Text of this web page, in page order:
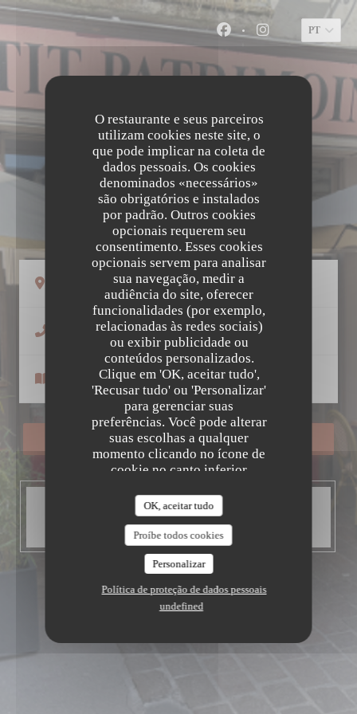
Painel de Gerenciamento de Cookies
O restaurante e seus parceiros
utilizam cookies neste site, o
que pode implicar na coleta de
dados pessoais. Os cookies
denominados «necessários»
são obrigatórios e instalados
por padrão. Outros cookies
opcionais requerem seu
consentimento. Esses cookies
opcionais servem para analisar
sua navegação, medir a
audiência do site, oferecer
funcionalidades (por exemplo,
relacionadas às redes sociais)
ou exibir publicidade ou
conteúdos personalizados.
Clique em 'OK, aceitar tudo',
'Recusar tudo' ou 'Personalizar'
para gerenciar suas
preferências. Você pode alterar
suas escolhas a qualquer
momento clicando no ícone de
cookie no canto inferior
OK, aceitar tudo
Proíbe todos cookies
Personalizar
Política de proteção de dados pessoais
undefined
PT
Facebook ((abre
Instagram
LE PETIT PATRIMOINE
HORÁRIO DE ABERTURA
Fechado hoje
58 Rue Colbert 37000 Tours((abre numa nova janela))
02 47 66 05 81
RESERVAR UMA MESA
Le Petit Patrimoine